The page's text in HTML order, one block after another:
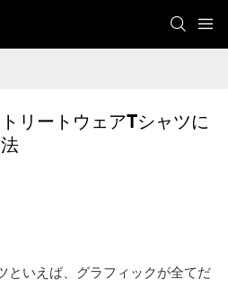
リートウェアTシャツに
といえば、グラフィックが全てだ